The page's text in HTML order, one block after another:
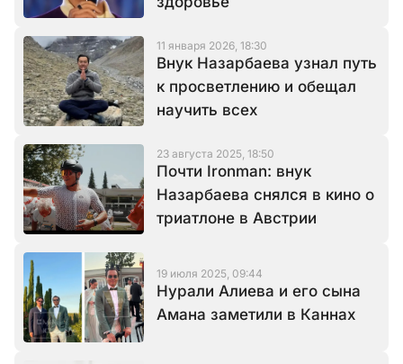
11 января 2026, 18:30
Внук Назарбаева узнал путь
к просветлению и обещал
научить всех
23 августа 2025, 18:50
Почти Ironman: внук
Назарбаева снялся в кино о
триатлоне в Австрии
19 июля 2025, 09:44
Нурали Алиева и его сына
Амана заметили в Каннах